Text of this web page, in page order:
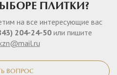
ПЛИТКИ?
на все интересующие вас
204-24-50 или пишите
ВОПРОС